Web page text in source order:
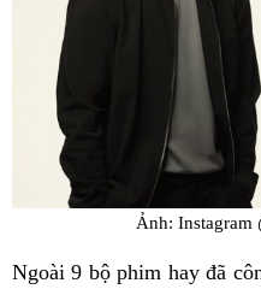
Ảnh: Instagram
Ngoài 9 bộ phim hay đã